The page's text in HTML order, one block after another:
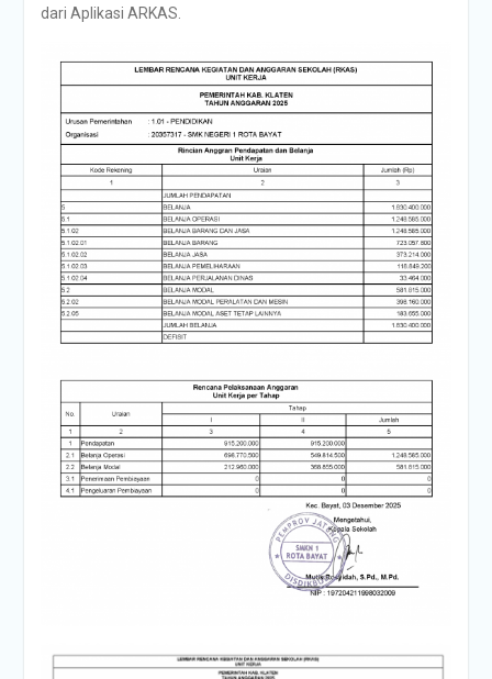
dari Aplikasi ARKAS.